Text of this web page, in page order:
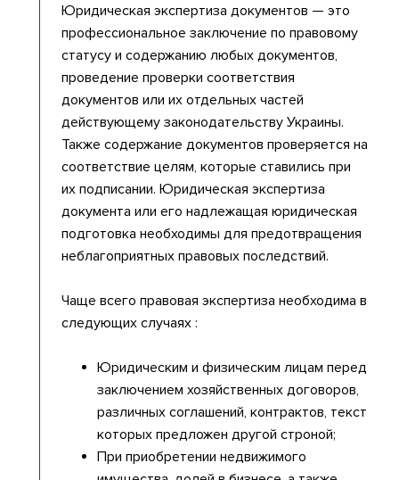
Юридическая экспертиза документов — это
профессиональное заключение по правовому
статусу и содержанию любых документов,
проведение проверки соответствия
документов или их отдельных частей
действующему законодательству Украины.
Также содержание документов проверяется на
соответствие целям, которые ставились при
их подписании. Юридическая экспертиза
документа или его надлежащая юридическая
подготовка необходимы для предотвращения
неблагоприятных правовых последствий.
Чаще всего правовая экспертиза необходима в
следующих случаях :
Юридическим и физическим лицам перед
заключением хозяйственных договоров,
различных соглашений, контрактов, текст
которых предложен другой строной;
При приобретении недвижимого